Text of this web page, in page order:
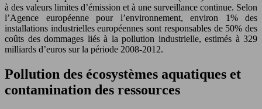
à des valeurs limites d’émission et à une surveillance continue. Selon
l’Agence européenne pour l’environnement, environ 1% des
installations industrielles européennes sont responsables de 50% des
coûts des dommages liés à la pollution industrielle, estimés à 329
milliards d’euros sur la période 2008-2012.
Pollution des écosystèmes aquatiques et
contamination des ressources